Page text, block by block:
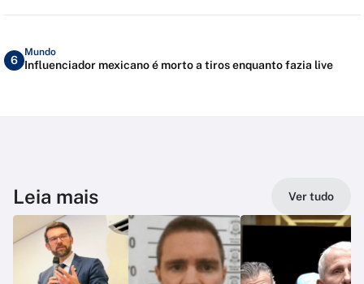
6
Mundo
Influenciador mexicano é morto a tiros enquanto fazia live
Leia mais Ver tudo